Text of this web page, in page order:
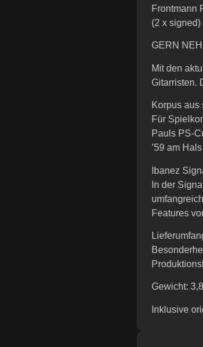
Frontmann
(2 x signed)
GERN
Mit den
Gitarristen.
Korpus aus
Für
Pauls PS-
’59 am
Ibanez
In der
Features
Gewicht:
Inklusive